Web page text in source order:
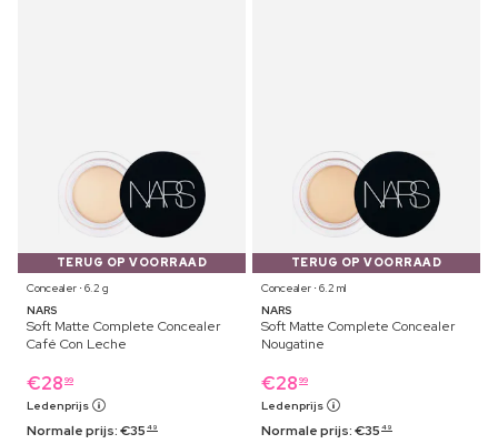
TERUG OP VOORRAAD
Concealer ⋅ 6.2 g
NARS
Soft Matte Complete Concealer
Café Con Leche
€28 99
Ledenprijs
Normale prijs:€35 49
TERUG OP VOORRAAD
Concealer ⋅ 6.2 ml
NARS
Soft Matte Complete Concealer
Nougatine
€28 99
Ledenprijs
Normale prijs:€35 49